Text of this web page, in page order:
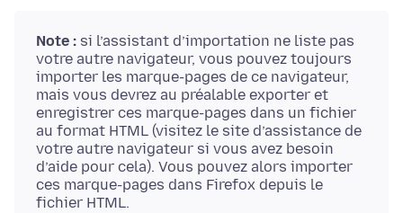
Note : si l’assistant d’importation ne liste pas
votre autre navigateur, vous pouvez toujours
importer les marque-pages de ce navigateur,
mais vous devrez au préalable exporter et
enregistrer ces marque-pages dans un fichier
au format HTML (visitez le site d’assistance de
votre autre navigateur si vous avez besoin
d’aide pour cela). Vous pouvez alors importer
ces marque-pages dans Firefox depuis le
fichier HTML.